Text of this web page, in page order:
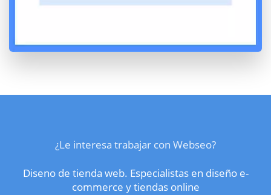
¿Le interesa trabajar con Webseo?
Diseno de tienda web. Especialistas en diseño e-
commerce y tiendas online